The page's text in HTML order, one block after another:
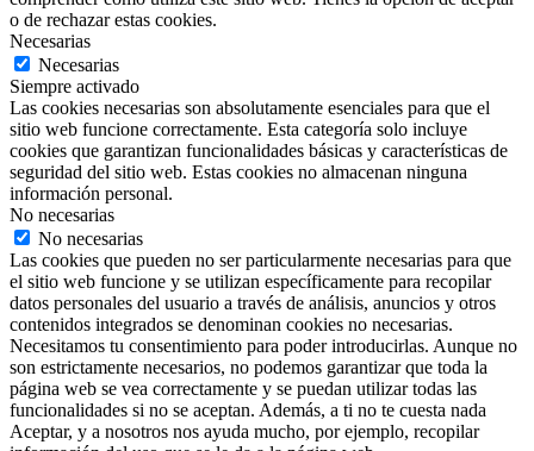
o de rechazar estas cookies.
Necesarias
Necesarias
Siempre activado
Las cookies necesarias son absolutamente esenciales para que el
sitio web funcione correctamente. Esta categoría solo incluye
cookies que garantizan funcionalidades básicas y características de
seguridad del sitio web. Estas cookies no almacenan ninguna
información personal.
No necesarias
No necesarias
Las cookies que pueden no ser particularmente necesarias para que
el sitio web funcione y se utilizan específicamente para recopilar
datos personales del usuario a través de análisis, anuncios y otros
contenidos integrados se denominan cookies no necesarias.
Necesitamos tu consentimiento para poder introducirlas. Aunque no
son estrictamente necesarios, no podemos garantizar que toda la
página web se vea correctamente y se puedan utilizar todas las
funcionalidades si no se aceptan. Además, a ti no te cuesta nada
Aceptar, y a nosotros nos ayuda mucho, por ejemplo, recopilar